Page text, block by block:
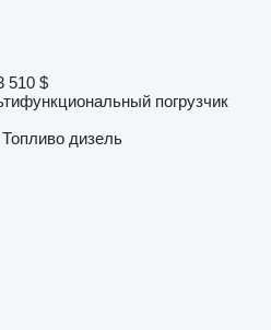
510 $
погрузчик
Топливо дизель